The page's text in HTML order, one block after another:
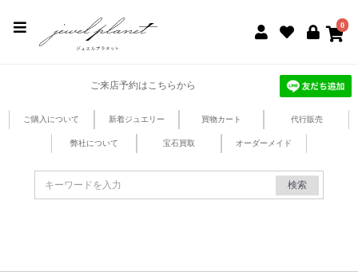
0
ご来店予約はこちらから
ご購入について 新着ジュエリー 買物カート 代行販売
弊社について 宝石買取 オーダーメイド
検索